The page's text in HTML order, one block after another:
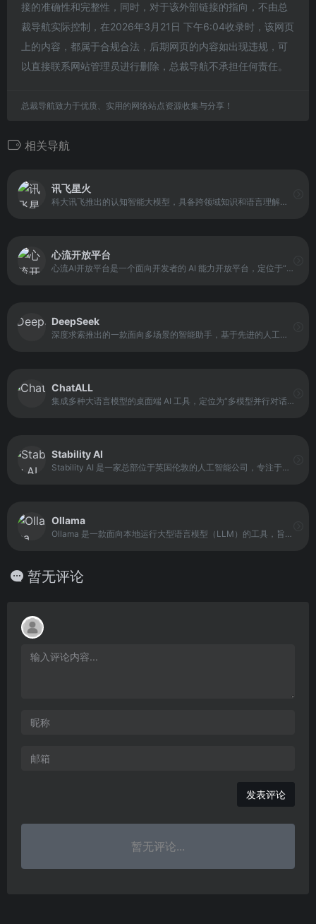
接的准确性和完整性，同时，对于该外部链接的指向，不由总
裁导航实际控制，在2026年3月21日 下午6:04收录时，该网页
上的内容，都属于合规合法，后期网页的内容如出现违规，可
以直接联系网站管理员进行删除，总裁导航不承担任何责任。
总裁导航致力于优质、实用的网络站点资源收集与分享！
相关导航
讯飞星火
科大讯飞推出的认知智能大模型，具备跨领域知识和语言理解能力。平台支持自然语言交互，能够执行任务、回答问题、进行逻辑推理、数学题解答，以及代码理解与编写等操作。
心流开放平台
心流AI开放平台是一个面向开发者的 AI 能力开放平台，定位于“完全免费”的模型与智能体基础设施。平台整合了多种主流大语言模型，对开发者开放统一入口，并通过 OpenAI 兼容的 API 形式，降低现有工具和应用的迁移成本。
DeepSeek
深度求索推出的一款面向多场景的智能助手，基于先进的人工智能与自然语言处理技术开发。它支持文档上传、长文本对话以及多种任务处理，包括编程辅助、内容创作和信息整理。
ChatALL
集成多种大语言模型的桌面端 AI 工具，定位为“多模型并行对话与比较平台”。其核心功能是在同一输入提示下，同时向多个模型发起请求，并以分栏形式展示不同模型的回答。
Stability AI
Stability AI 是一家总部位于英国伦敦的人工智能公司，专注于领先的多模态生成式 AI 模型研发与开放生态建设。公司以其开源文本到图像模型 Stable Diffusion 问世而闻名，并进一步拓展到视频、音频和 3D 内容生成领域，致力于让生成式 AI 技术更普及、可自定义和可部署于多场景。
Ollama
Ollama 是一款面向本地运行大型语言模型（LLM）的工具，旨在让用户快速上手并运行模型。它提供模型管理、运行与调用的基础能力，帮助开发者在本地环境中部署和使用 LLM，而不必依赖复杂的配置流程或云端服务。
暂无评论
发表评论
暂无评论...